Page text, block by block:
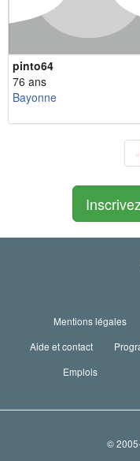
pinto64
76 ans
Bayonne
«
Mentions légales
Aide et contact
Emplois
©